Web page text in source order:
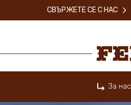
СВЪРЖЕТЕ СЕ С НАС
За нас